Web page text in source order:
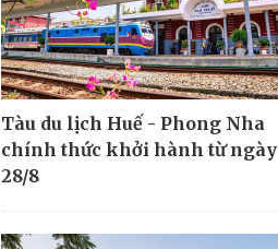
Tàu du lịch Huế - Phong Nha
chính thức khởi hành từ ngày
28/8